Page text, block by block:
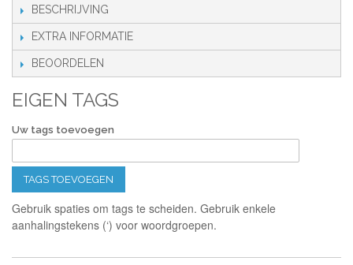
BESCHRIJVING
EXTRA INFORMATIE
BEOORDELEN
EIGEN TAGS
Uw tags toevoegen
TAGS TOEVOEGEN
Gebruik spaties om tags te scheiden. Gebruik enkele
aanhalingstekens (‘) voor woordgroepen.